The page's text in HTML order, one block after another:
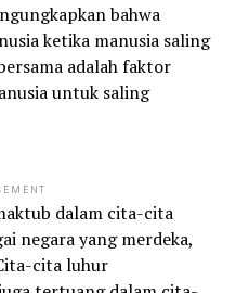
bahwa
ketika manusia saling
adalah faktor
untuk saling
dalam cita-cita
negara yang merdeka,
cita luhur